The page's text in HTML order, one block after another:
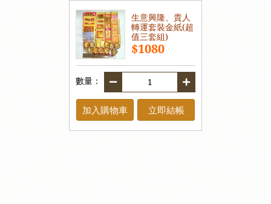
生意興隆、貴人
轉運套裝金紙(超
值三套組)
$1080
數量：
加入購物車 立即結帳